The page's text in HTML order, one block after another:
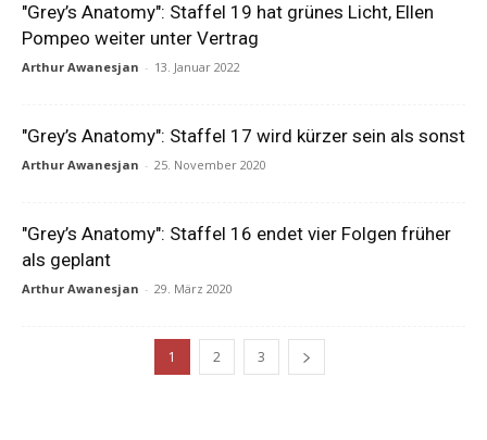
"Grey’s Anatomy": Staffel 19 hat grünes Licht, Ellen
Pompeo weiter unter Vertrag
Arthur Awanesjan - 13. Januar 2022
"Grey’s Anatomy": Staffel 17 wird kürzer sein als sonst
Arthur Awanesjan - 25. November 2020
"Grey’s Anatomy": Staffel 16 endet vier Folgen früher
als geplant
Arthur Awanesjan - 29. März 2020
1 2 3